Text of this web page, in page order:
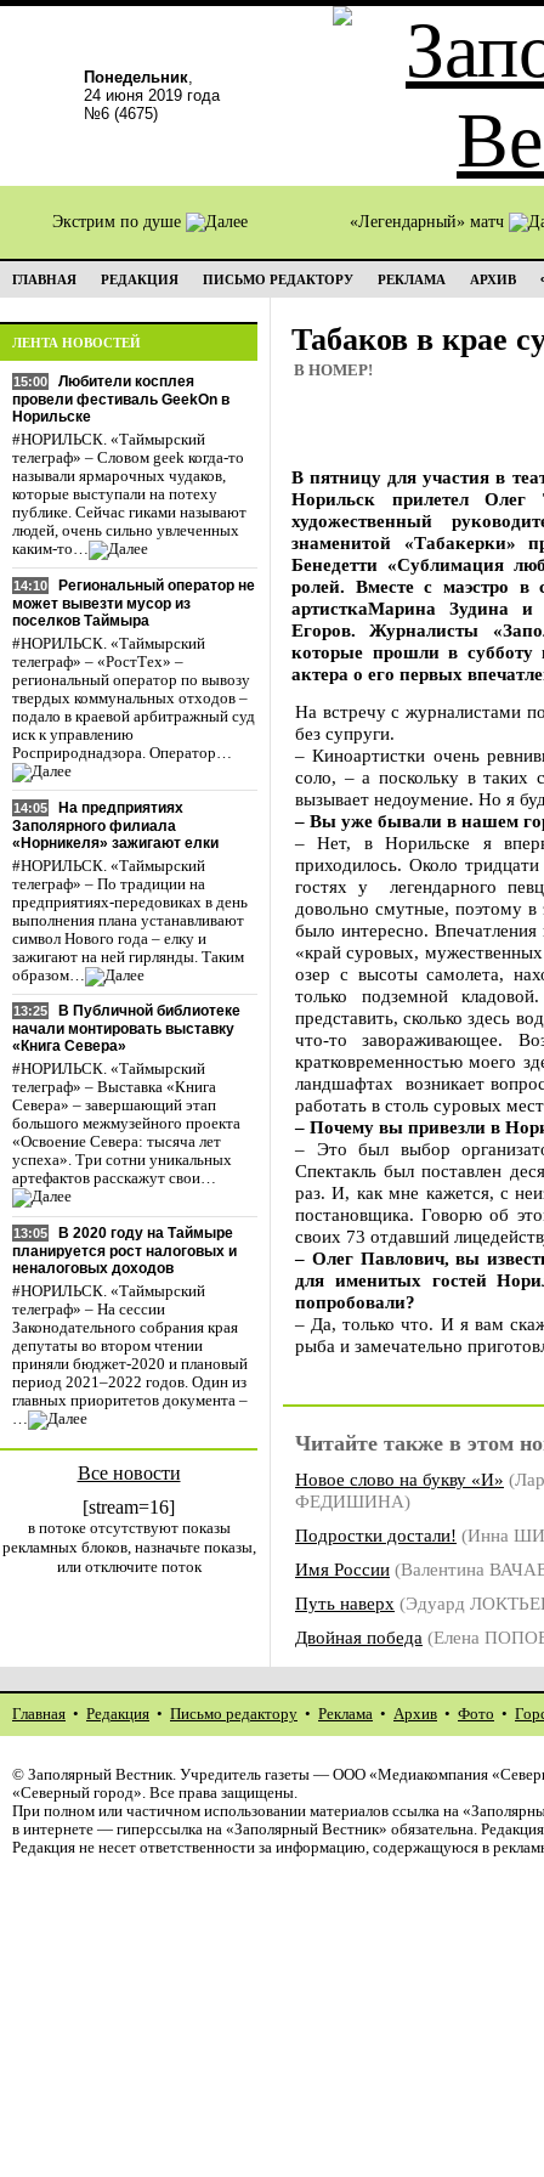
Понедельник,
24 июня 2019 года
№6 (4675)
Экстрим по душе «Легендарный» матч
ГЛАВНАЯ РЕДАКЦИЯ ПИСЬМО РЕДАКТОРУ РЕКЛАМА АРХИВ
ЛЕНТА НОВОСТЕЙ
15:00
Любители косплея
провели фестиваль GeekOn в
Норильске
#НОРИЛЬСК. «Таймырский
телеграф» – Словом geek когда-то
называли ярмарочных чудаков,
которые выступали на потеху
публике. Сейчас гиками называют
людей, очень сильно увлеченных
каким-то…
14:10
Региональный оператор не
может вывезти мусор из
поселков Таймыра
#НОРИЛЬСК. «Таймырский
телеграф» – «РостТех» –
региональный оператор по вывозу
твердых коммунальных отходов –
подало в краевой арбитражный суд
иск к управлению
Росприроднадзора. Оператор…
14:05
На предприятиях
Заполярного филиала
«Норникеля» зажигают елки
#НОРИЛЬСК. «Таймырский
телеграф» – По традиции на
предприятиях-передовиках в день
выполнения плана устанавливают
символ Нового года – елку и
зажигают на ней гирлянды. Таким
образом…
13:25
В Публичной библиотеке
начали монтировать выставку
«Книга Севера»
#НОРИЛЬСК. «Таймырский
телеграф» – Выставка «Книга
Севера» – завершающий этап
большого межмузейного проекта
«Освоение Севера: тысяча лет
успеха». Три сотни уникальных
артефактов расскажут свои…
13:05
В 2020 году на Таймыре
планируется рост налоговых и
неналоговых доходов
#НОРИЛЬСК. «Таймырский
телеграф» – На сессии
Законодательного собрания края
депутаты во втором чтении
приняли бюджет-2020 и плановый
период 2021–2022 годов. Один из
главных приоритетов документа –
…
Все новости
[stream=16]
в потоке отсутствуют показы
рекламных блоков, назначьте показы,
или отключите поток
Табаков в крае
В НОМЕР!
В пятницу для участия в
Норильск прилетел Олег
художественный
знаменитой «Табакерки»
Бенедетти «Сублимация
ролей. Вместе с маэстро в
артисткаМарина Зудина
Егоров. Журналисты
которые прошли в субботу
актера о его первых
На встречу с журналистами
без супруги.
– Киноартистки очень
соло, – а поскольку в таких
вызывает недоумение. Но я
– Вы уже бывали в нашем
– Нет, в Норильске я
приходилось. Около
гостях у легендарного
довольно смутные, поэтому
было интересно.
«край суровых,
озер с высоты самолета,
только подземной
представить, сколько здесь
что-то завораживающее.
кратковременностью моего
ландшафтах возникает
работать в столь суровых
– Почему вы привезли в
– Это был выбор
Спектакль был поставлен
раз. И, как мне кажется, с
постановщика. Говорю об
своих 73 отдавший
– Олег Павлович, вы
для именитых гостей
попробовали?
– Да, только что. И я вам
рыба и замечательно
Читайте также в этом
Новое слово на букву «И»
ФЕДИШИНА)
Подростки достали! (Инна
Имя России (Валентина
Путь наверх (Эдуард
Двойная победа (Елена
Главная • Редакция • Письмо редактору • Реклама • Архив • Фото •
© Заполярный Вестник. Учредитель газеты — ООО «Медиакомпания
«Северный город». Все права защищены.
При полном или частичном использовании материалов ссылка на
в интернете — гиперссылка на «Заполярный Вестник» обязательна.
Редакция не несет ответственности за информацию, содержащуюся в